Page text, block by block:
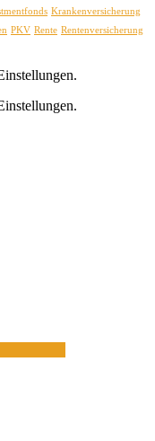
Krankenversicherung
PKV Rente Rentenversicherung